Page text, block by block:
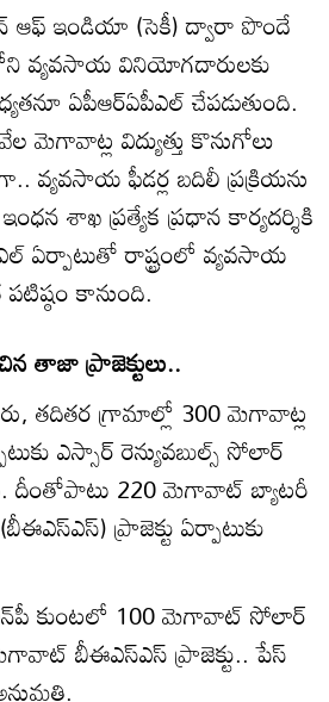
ఆఫ్‌ ఇండియా (సెకీ) ద్వారా పొందే
వ్యవసాయ వినియోగదారులకు
ఏపీఆర్‌ఏపీఎల్‌ చేపడుతుంది.
మెగావాట్ల విద్యుత్తు కొనుగోలు
వ్యవసాయ ఫీడర్ల బదిలీ ప్రక్రియను
శాఖ ప్రత్యేక ప్రధాన కార్యదర్శికి
ఏర్పాటుతో రాష్ట్రంలో వ్యవసాయ
కానుంది.
తాజా ప్రాజెక్టులు..
తదితర గ్రామాల్లో 300 మెగావాట్ల
ఎస్సార్‌ రెన్యువబుల్స్‌ సోలార్‌
దీంతోపాటు 220 మెగావాట్‌ బ్యాటరీ
ప్రాజెక్టు ఏర్పాటుకు
కుంటలో 100 మెగావాట్‌ సోలార్‌
బీఈఎస్ఎస్‌ ప్రాజెక్టు.. పేస్‌